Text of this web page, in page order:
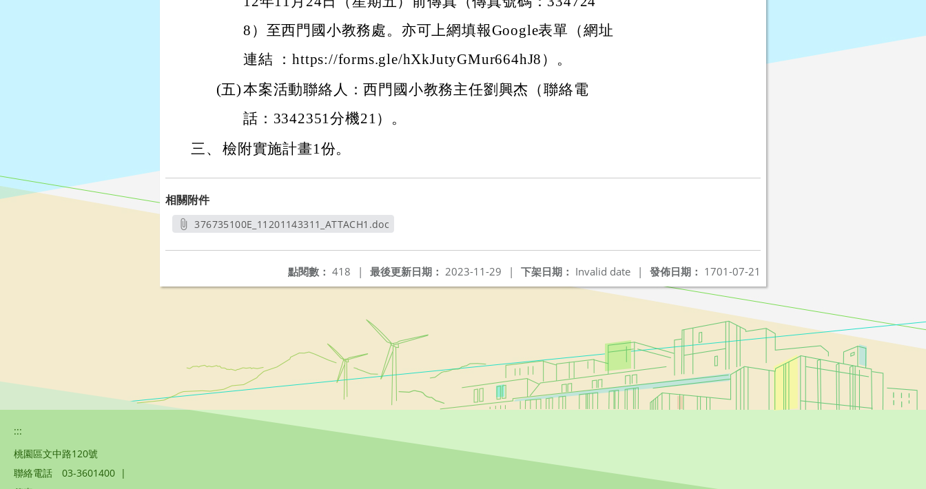
8）至西門國小教務處。亦可上網填報Google表單（網址
連結 ：https://forms.gle/hXkJutyGMur664hJ8）。
(五)本案活動聯絡人：西門國小教務主任劉興杰（聯絡電
話：3342351分機21）。
三、 檢附實施計畫1份。
相關附件
376735100E_11201143311_ATTACH1.doc
發佈日期： 1701-07-21
下架日期： Invalid date |
最後更新日期： 2023-11-29 |
點閱數： 418 |
:::
桃園區文中路120號
聯絡電話
03-3601400 |